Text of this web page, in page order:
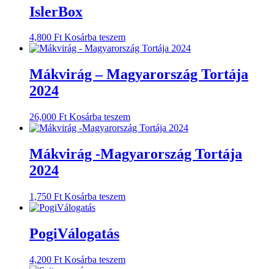
IslerBox
4,800 Ft Kosárba teszem
Mákvirág – Magyarország Tortája
2024
26,000 Ft Kosárba teszem
Mákvirág -Magyarország Tortája
2024
1,750 Ft Kosárba teszem
PogiVálogatás
4,200 Ft Kosárba teszem